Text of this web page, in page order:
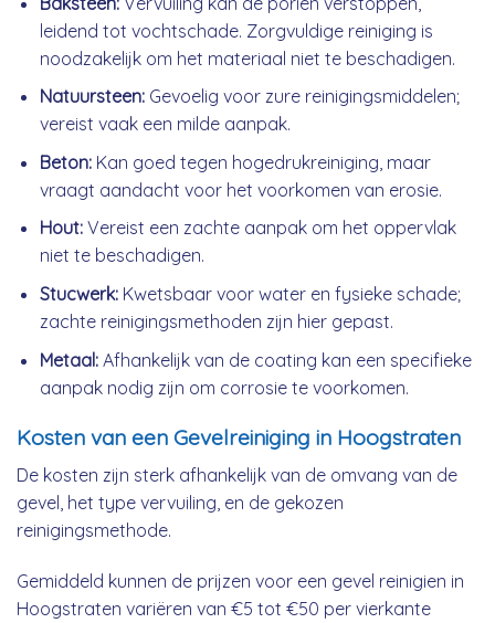
leidend tot vochtschade. Zorgvuldige reiniging is
noodzakelijk om het materiaal niet te beschadigen.
Natuursteen:Gevoelig voor zure reinigingsmiddelen;
vereist vaak een milde aanpak.
Beton:Kan goed tegen hogedrukreiniging, maar
vraagt aandacht voor het voorkomen van erosie.
Hout:Vereist een zachte aanpak om het oppervlak
niet te beschadigen.
Stucwerk:Kwetsbaar voor water en fysieke schade;
zachte reinigingsmethoden zijn hier gepast.
Metaal:Afhankelijk van de coating kan een specifieke
aanpak nodig zijn om corrosie te voorkomen.
Kosten van een Gevelreiniging in Hoogstraten
De kosten zijn sterk afhankelijk van de omvang van de
gevel, het type vervuiling, en de gekozen
reinigingsmethode.
Gemiddeld kunnen de prijzen voor een gevel reinigien in
Hoogstraten variëren van €5 tot €50 per vierkante